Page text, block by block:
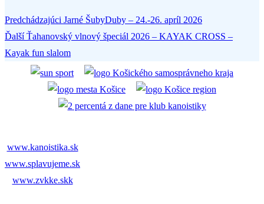
Navigácia
v
článku
Predchádzajúci Predchádzajúci
článok:
Jarné ŠubyDuby – 24.-26. apríl 2026
Ďalší Ďalší
článok:
Ťahanovský vlnový špeciál 2026 – KAYAK CROSS –
Kayak fun slalom
www.kanoistika.sk
www.splavujeme.sk
www.zvkke.skk